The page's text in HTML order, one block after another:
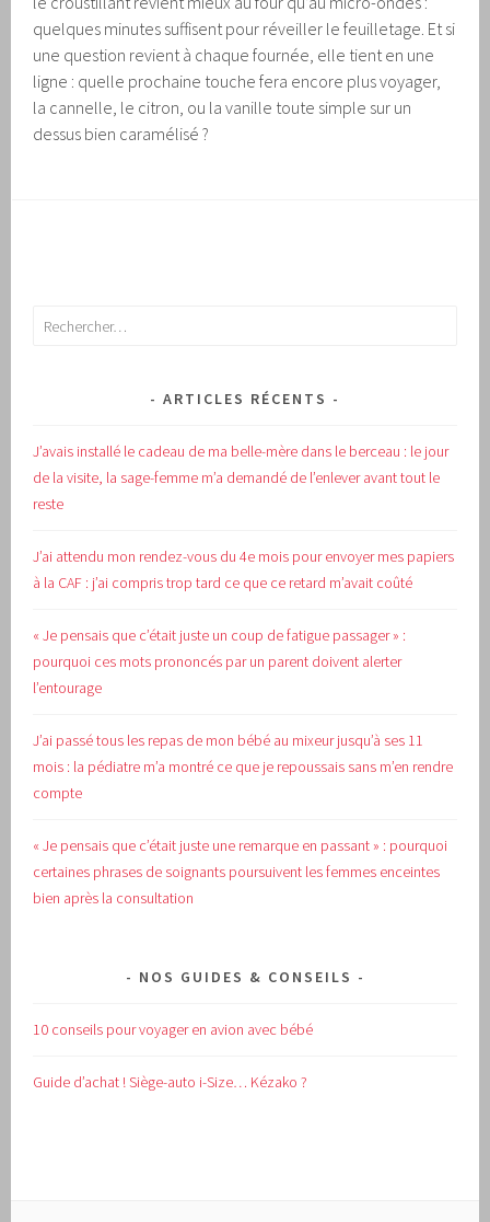
quelques minutes suffisent pour réveiller le feuilletage. Et si
une question revient à chaque fournée, elle tient en une
ligne : quelle prochaine touche fera encore plus voyager,
la cannelle, le citron, ou la vanille toute simple sur un
dessus bien caramélisé ?
Rechercher :
ARTICLES RÉCENTS
J’avais installé le cadeau de ma belle-mère dans le berceau : le jour
de la visite, la sage-femme m’a demandé de l’enlever avant tout le
reste
J’ai attendu mon rendez-vous du 4e mois pour envoyer mes papiers
à la CAF : j’ai compris trop tard ce que ce retard m’avait coûté
« Je pensais que c’était juste un coup de fatigue passager » :
pourquoi ces mots prononcés par un parent doivent alerter
l’entourage
J’ai passé tous les repas de mon bébé au mixeur jusqu’à ses 11
mois : la pédiatre m’a montré ce que je repoussais sans m’en rendre
compte
« Je pensais que c’était juste une remarque en passant » : pourquoi
certaines phrases de soignants poursuivent les femmes enceintes
bien après la consultation
NOS GUIDES & CONSEILS
10 conseils pour voyager en avion avec bébé
Guide d’achat !Siège-auto i-Size… Kézako ?